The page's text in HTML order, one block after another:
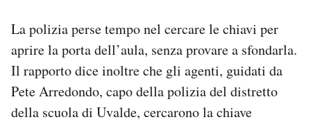
La polizia perse tempo nel cercare le chiavi per
aprire la porta dell’aula, senza provare a sfondarla.
Il rapporto dice inoltre che gli agenti, guidati da
Pete Arredondo, capo della polizia del distretto
della scuola di Uvalde, cercarono la chiave